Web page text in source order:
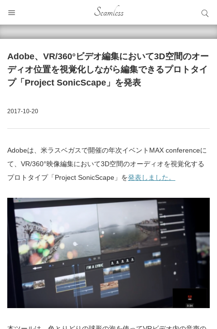
Seamless
Adobe、VR/360°ビデオ編集において3D空間のオー
ディオ位置を視覚化しながら編集できるプロトタイ
プ「Project SonicScape」を発表
2017-10-20
Adobeは、米ラスベガスで開催の年次イベントMAX conferenceに
て、VR/360°映像編集において3D空間のオーディオを視覚化する
プロトタイプ「Project SonicScape」を発表しました。
サイト内検索